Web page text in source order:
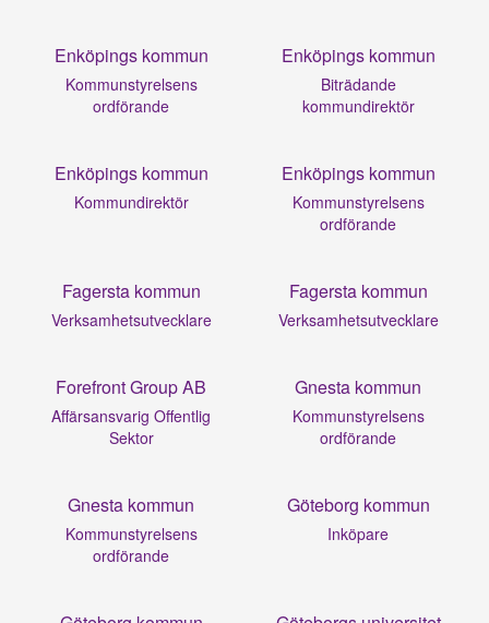
Enköpings kommun
Kommunstyrelsens
ordförande
Enköpings kommun
Biträdande
kommundirektör
Enköpings kommun
Kommundirektör
Enköpings kommun
Kommunstyrelsens
ordförande
Fagersta kommun
Verksamhetsutvecklare
Fagersta kommun
Verksamhetsutvecklare
Forefront Group AB
Affärsansvarig Offentlig
Sektor
Gnesta kommun
Kommunstyrelsens
ordförande
Gnesta kommun
Kommunstyrelsens
ordförande
Göteborg kommun
Inköpare